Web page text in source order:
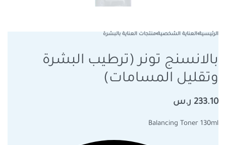
الرئيسية›العناية الشخصية›منتجات العناية بالبشرة
بالانسنج تونر (ترطيب البشرة
وتقليل المسامات)
233.10 ر.س
Balancing Toner 130ml